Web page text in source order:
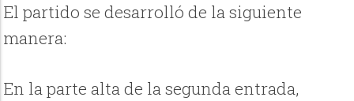
El partido se desarrolló de la siguiente
manera:
En la parte alta de la segunda entrada,